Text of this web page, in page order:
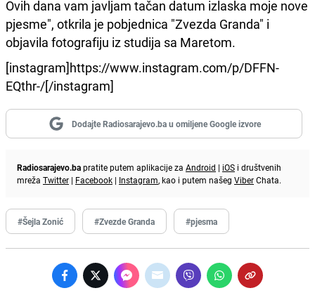
Ovih dana vam javljam tačan datum izlaska moje nove
pjesme", otkrila je pobjednica "Zvezda Granda" i
objavila fotografiju iz studija sa Maretom.
[instagram]https://www.instagram.com/p/DFFN-
EQthr-/[/instagram]
Dodajte Radiosarajevo.ba u omiljene Google izvore
Radiosarajevo.bapratite putem aplikacije za Android | iOS i društvenih
mreža Twitter | Facebook | Instagram, kao i putem našeg ViberChata.
#Šejla Zonić #Zvezde Granda #pjesma